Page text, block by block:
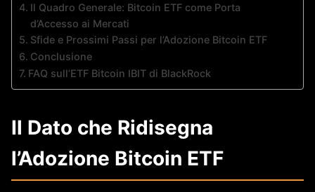
Il Quadro Generale: Bitcoin ETF come Porta
d’Accesso ai Mercati
Sfide e Prossimi Passi per l’Adozione Bitcoin ETF
Conclusione
FAQ sull’ETF Bitcoin IBIT di BlackRock
Il Dato che Ridisegna
l’Adozione Bitcoin ETF